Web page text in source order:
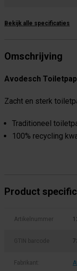
Bekijk alle specificaties
Omschrijving
Avodesch
Zacht en sterk
Traditioneel
100% recycling
Product
Artikelnummer
GTIN barcode
Fabrikant: